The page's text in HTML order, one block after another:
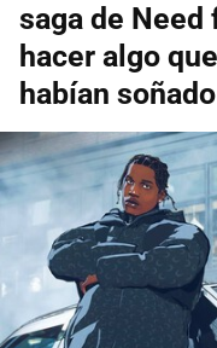
saga de
hacer algo
habían soñado